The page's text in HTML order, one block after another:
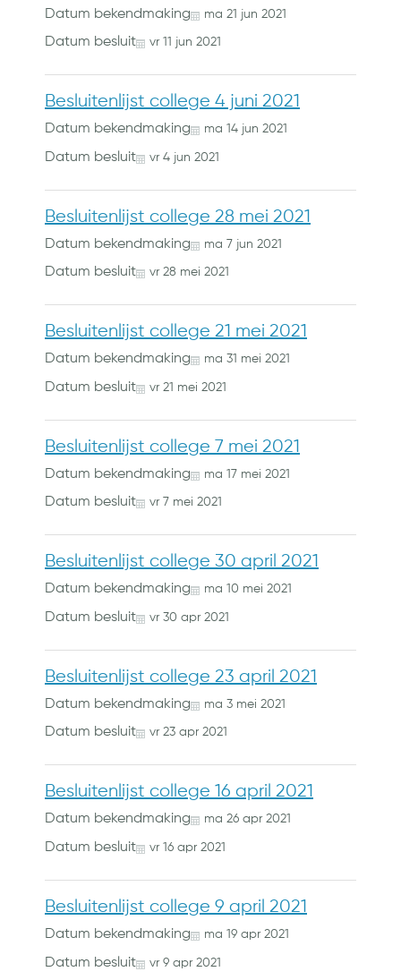
Datum bekendmaking ma 21 jun 2021
Datum besluit vr jun 2021
Besluitenlijst college 4 juni 2021
Datum bekendmaking ma 14 jun 2021
Datum besluit vr 4 jun 2021
Besluitenlijst college 28 mei 2021
Datum bekendmaking ma 7 jun 2021
Datum besluit vr 28 mei 2021
Besluitenlijst college 21 mei 2021
Datum bekendmaking ma 31 mei 2021
Datum besluit vr 21 mei 2021
Besluitenlijst college 7 mei 2021
Datum bekendmaking ma 17 mei 2021
Datum besluit vr 7 mei 2021
Besluitenlijst college 30 april 2021
Datum bekendmaking ma 10 mei 2021
Datum besluit vr 30 apr 2021
Besluitenlijst college 23 april 2021
Datum bekendmaking ma 3 mei 2021
Datum besluit vr 23 apr 2021
Besluitenlijst college 16 april 2021
Datum bekendmaking ma 26 apr 2021
Datum besluit vr 16 apr 2021
Besluitenlijst college 9 april 2021
Datum bekendmaking ma 19 apr 2021
Datum besluit vr 9 apr 2021